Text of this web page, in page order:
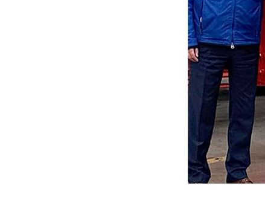
Die USA werden vom
Datenschutzniveau
und zu
Weitere Informationen